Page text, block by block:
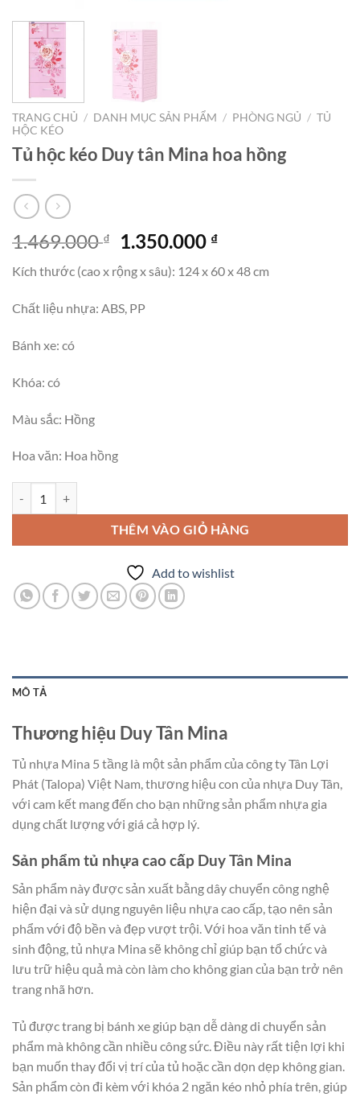
TRANG CHỦ / DANH MỤC SẢN PHẨM / PHÒNG NGỦ / TỦ
HỘC KÉO
Tủ hộc kéo Duy tân Mina hoa hồng
1.469.000₫
Giá
gốc
là:
1.469.000 ₫.
1.350.000 ₫Giá
tại
Kích thước (cao x rộng x sâu): 124 x 60 x 48 cm
Chất liệu nhựa: ABS, PP
Bánh xe: có
Khóa: có
Màu sắc: Hồng
Hoa văn: Hoa hồng
THÊM VÀO GIỎ HÀNG
Add to wishlist
MÔ TẢ
Thương hiệu Duy Tân Mina
Tủ nhựa Mina 5 tầng là một sản phẩm của công ty Tân Lợi
Phát (Talopa) Việt Nam, thương hiệu con của nhựa Duy Tân,
với cam kết mang đến cho bạn những sản phẩm nhựa gia
dụng chất lượng với giá cả hợp lý.
Sản phẩm tủ nhựa cao cấp Duy Tân Mina
Sản phẩm này được sản xuất bằng dây chuyển công nghệ
hiện đại và sử dụng nguyên liệu nhựa cao cấp, tạo nên sản
phẩm với độ bền và đẹp vượt trội. Với hoa văn tinh tế và
sinh động, tủ nhựa Mina sẽ không chỉ giúp bạn tổ chức và
lưu trữ hiệu quả mà còn làm cho không gian của bạn trở nên
trang nhã hơn.
Tủ được trang bị bánh xe giúp bạn dễ dàng di chuyển sản
phẩm mà không cần nhiều công sức. Điều này rất tiện lợi khi
bạn muốn thay đổi vị trí của tủ hoặc cần dọn dẹp không gian.
Sản phẩm còn đi kèm với khóa 2 ngăn kéo nhỏ phía trên, giúp